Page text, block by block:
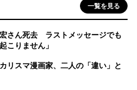
一覧を見る
さん死去 ラストメッセージでも
こりません」
スマ漫画家、二人の「違い」と